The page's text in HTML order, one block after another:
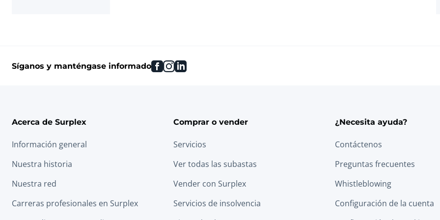
Síganos y manténgase informado facebook
instagram
linkedin
Acerca de Surplex
Información general
Nuestra historia
Nuestra red
Carreras profesionales en Surplex
Comprar o vender
Servicios
Ver todas las subastas
Vender con Surplex
Servicios de insolvencia
¿Necesita ayuda?
Contáctenos
Preguntas frecuentes
Whistleblowing
Configuración de la cuenta